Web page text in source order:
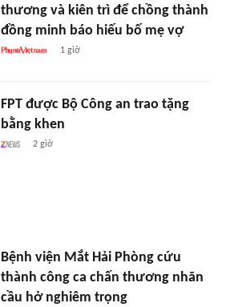
thương và kiên trì để chồng thành
đồng minh báo hiếu bố mẹ vợ
1 giờ
FPT được Bộ Công an trao tặng
bằng khen
2 giờ
Bệnh viện Mắt Hải Phòng cứu
thành công ca chấn thương nhãn
cầu hở nghiêm trọng